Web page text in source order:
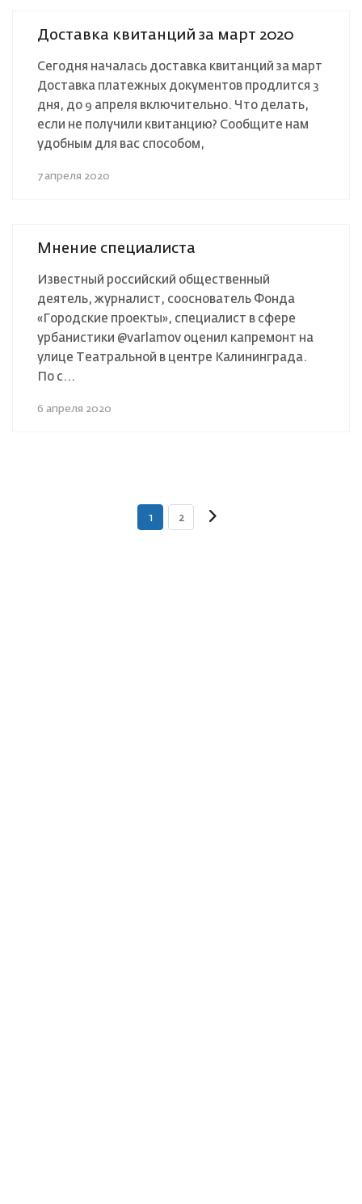
Доставка квитанций за март 2020
Сегодня началась доставка квитанций за март
Доставка платежных документов продлится 3
дня, до 9 апреля включительно. Что делать,
если не получили квитанцию? Сообщите нам
удобным для вас способом,
7 апреля 2020
Мнение специалиста
Известный российский общественный
деятель, журналист, сооснователь Фонда
«Городские проекты», специалист в сфере
урбанистики @varlamov оценил капремонт на
улице Театральной в центре Калининграда.
По с...
6 апреля 2020
1 2